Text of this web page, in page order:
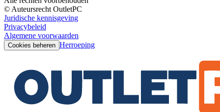
© Auteursrecht OutletPC
Juridische kennisgeving
Privacybeleid
Algemene voorwaarden
Cookies beheren Herroeping